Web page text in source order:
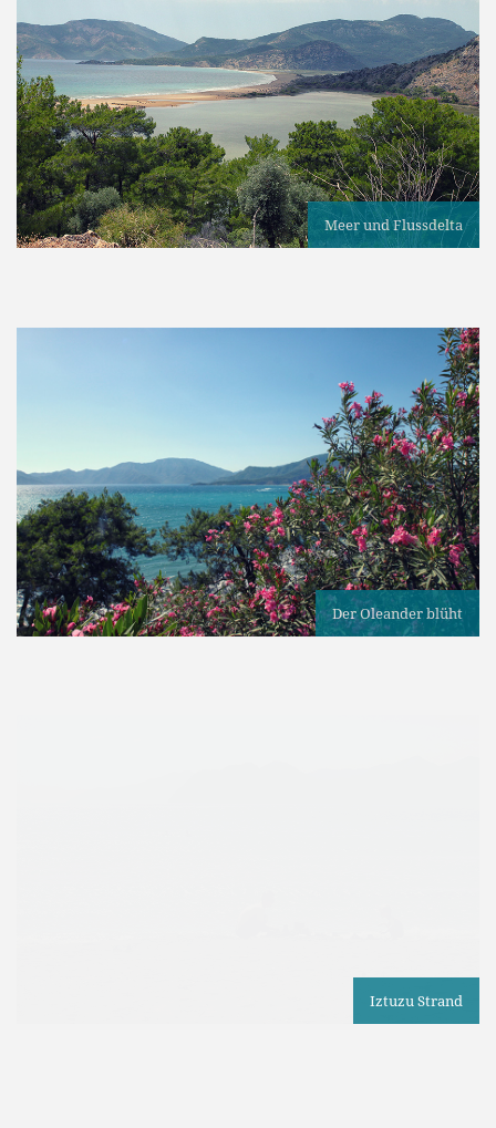
Meer und Flussdelta
Der Oleander blüht
Iztuzu Strand